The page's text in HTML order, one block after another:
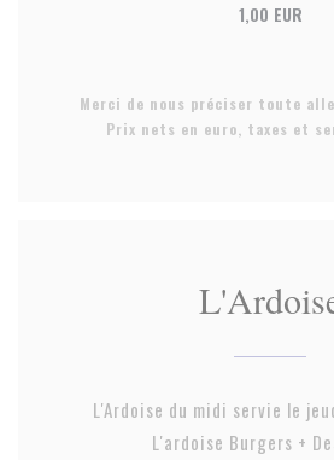
1,00 EUR
Merci de nous préciser toute
Prix nets en euro, taxes et
L'Ardoise du midi servie le
L'ardoise Burgers +